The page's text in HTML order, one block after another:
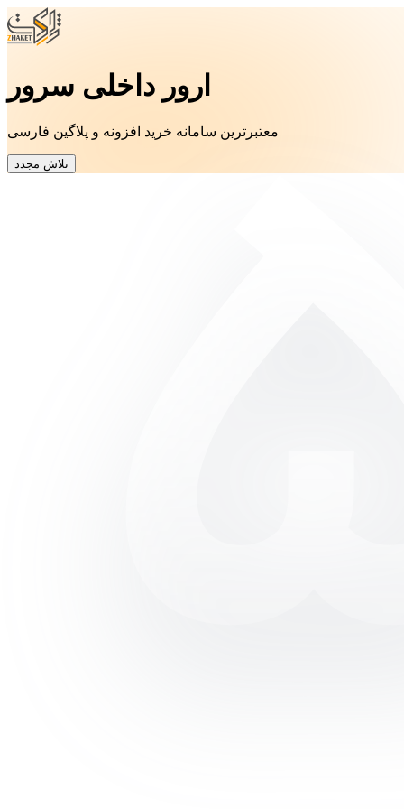
ارور داخلی سرور
معتبرترین سامانه خرید افزونه و پلاگین فارسی
تلاش مجدد